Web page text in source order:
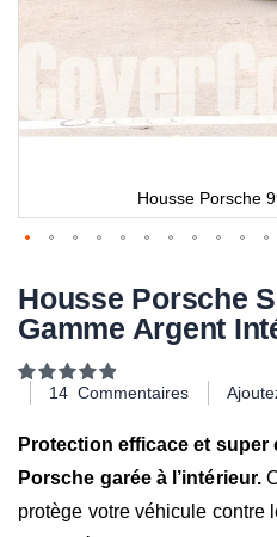
Housse Porsche
Housse Porsche
Gamme Argent
Notation:
100
14 Commentaires
Protection efficace et
Porsche garée à l’intérieur.
protège votre véhicule contre